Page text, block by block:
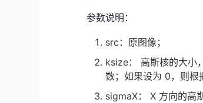
参数说明：
src：原图像；
ksize： 高斯核的大小
数；如果设为 0，则根
sigmaX： X 方向的高